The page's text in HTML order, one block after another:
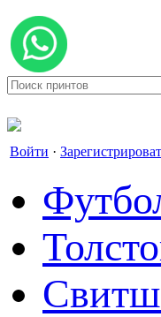
Войти ·